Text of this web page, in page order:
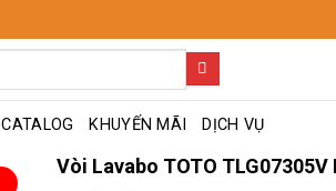
CATALOG KHUYẾN MÃI DỊCH VỤ
Vòi Lavabo TOTO TLG07305V